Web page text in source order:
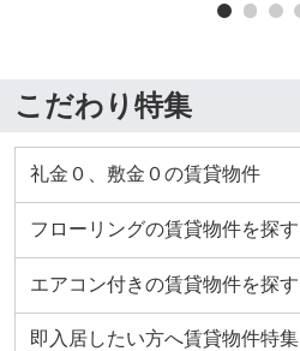
こだわり特集
礼金０、敷金０の賃貸物件
フローリングの賃貸物件を探す
エアコン付きの賃貸物件を探す
即入居したい方へ賃貸物件特集